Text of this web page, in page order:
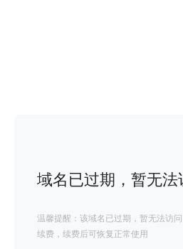
域名已过期，暂无法
温馨提醒：该域名已过期，暂无法访
续费，续费后可恢复正常使用